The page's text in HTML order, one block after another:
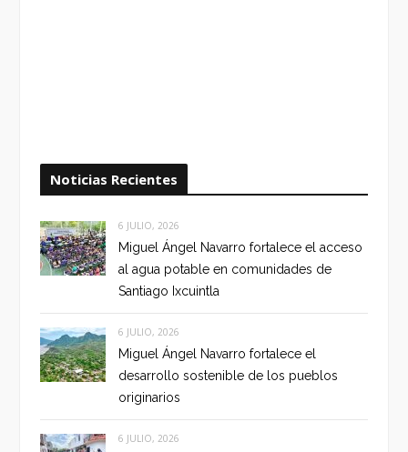
Noticias Recientes
6 JULIO, 2026
Miguel Ángel Navarro fortalece el acceso
al agua potable en comunidades de
Santiago Ixcuintla
6 JULIO, 2026
Miguel Ángel Navarro fortalece el
desarrollo sostenible de los pueblos
originarios
6 JULIO, 2026